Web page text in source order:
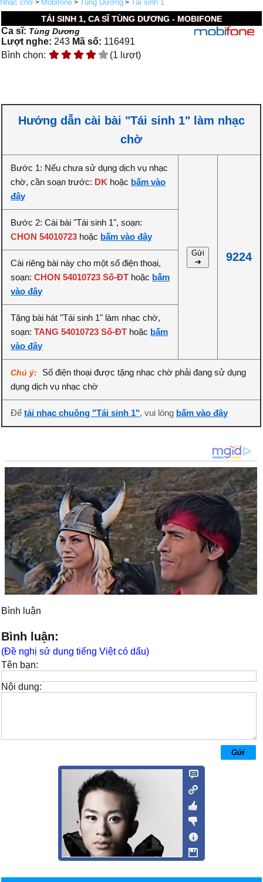
Nhạc chờ > Mobifone > Tùng Dương > Tái sinh 1
TÁI SINH 1, CA SĨ TÙNG DƯƠNG - MOBIFONE
Ca sĩ: Tùng Dương
Lượt nghe: 243 Mã số: 116491
Bình chọn:
(1 lượt)
Hướng dẫn cài bài "Tái sinh 1" làm nhạc
chờ
Bước 1: Nếu chưa sử dụng dịch vụ nhạc
chờ, cần soạn trước: DK hoặc bấm vào
đây
Gửi
➔
9224
Bước 2: Cài bài "Tái sinh 1", soạn:
CHON 54010723 hoặc bấm vào đây
Cài riêng bài này cho một số điện thoại,
soạn:CHON 54010723 Số-ĐT hoặc bấm
vào đây
Tặng bài hát "Tái sinh 1" làm nhạc chờ,
soạn:TANG 54010723 Số-ĐT hoặc bấm
vào đây
Chú ý:
Số điện thoại được tặng nhạc chờ phải đang sử dụng
dụng dịch vụ nhạc chờ
Đểtải nhạc chuông "Tái sinh 1", vui lòng bấm vào đây
Bình luận
Bình luận:
(Đề nghị sử dụng tiếng Việt có dấu)
Tên bạn:
Nội dung: